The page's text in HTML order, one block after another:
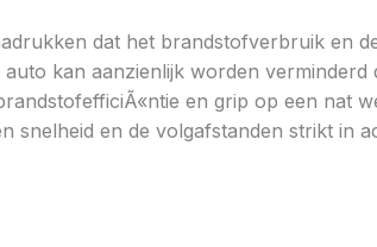
dat het brandstofverbruik en
kan aanzienlijk worden verminderd
en grip op een nat
snelheid en de volgafstanden strikt in